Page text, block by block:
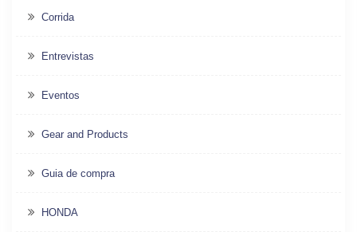
Corrida
Entrevistas
Eventos
Gear and Products
Guia de compra
HONDA